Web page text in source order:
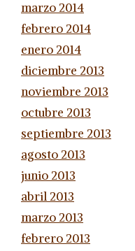
marzo 2014
febrero 2014
enero 2014
diciembre 2013
noviembre 2013
octubre 2013
septiembre 2013
agosto 2013
junio 2013
abril 2013
marzo 2013
febrero 2013